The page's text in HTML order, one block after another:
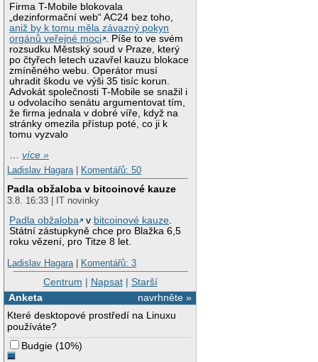
Firma T-Mobile blokovala
„dezinformační web“ AC24 bez toho,
aniž by k tomu měla závazný pokyn
orgánů veřejné moci
. Píše to ve svém
rozsudku Městský soud v Praze, který
po čtyřech letech uzavřel kauzu blokace
zmíněného webu. Operátor musí
uhradit škodu ve výši 35 tisíc korun.
Advokát společnosti T-Mobile se snažil i
u odvolacího senátu argumentovat tím,
že firma jednala v dobré víře, když na
stránky omezila přístup poté, co ji k
tomu vyzvalo
…více »
Ladislav Hagara| Komentářů: 50
Padla obžaloba v bitcoinové kauze
3.8. 16:33 | IT novinky
Padla obžaloba
v bitcoinové kauze.
Státní zástupkyně chce pro Blažka 6,5
roku vězení, pro Titze 8 let.
Ladislav Hagara| Komentářů: 3
Centrum | Napsat| Starší
navrhněte »
Anketa
Které desktopové prostředí na Linuxu
používáte?
Budgie (10%)